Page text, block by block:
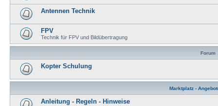
Antennen Technik
FPV
Technik für FPV und Bildübertragung
Forum
Kopter Schulung
Marktplatz -
Anleitung - Regeln - Hinweise